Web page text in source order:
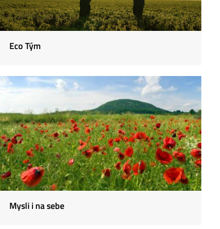
Eco Tým
Mysli i na sebe